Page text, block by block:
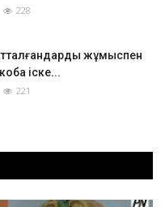
228
жұмыспен
іске...
221